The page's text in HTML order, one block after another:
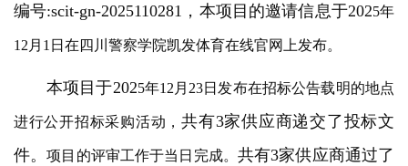
编号:scit-gn-2025110281，本项目的邀请信息于2025年
12 月 1 日在四川警察学院凯发体育在线官网 上发布。
本项目于2025年12 月 23日发布在招标公告载明的地点
进行公开招标采购活动 ，共有3家供应商递交了投标文
件。项目的评审工作于当日完成。 共有3家供应商通过了